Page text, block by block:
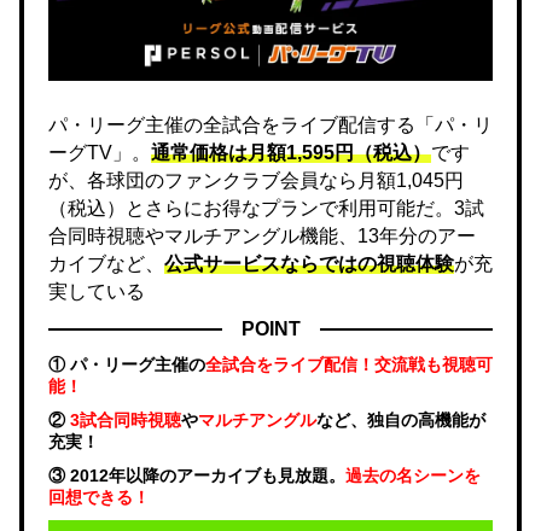
パ・リーグ主催の全試合をライブ配信する「パ・リ
ーグTV」。 通常価格は月額1,595円（税込）です
が、各球団のファンクラブ会員なら月額1,045円
（税込）とさらにお得なプランで利用可能だ。3試
合同時視聴やマルチアングル機能、13年分のアー
カイブなど、 公式サービスならではの視聴体験が充
実している
POINT
① パ・リーグ主催の全試合をライブ配信！交流戦も視聴可
能！
②3試合同時視聴やマルチアングルなど、独自の高機能が
充実！
③ 2012年以降のアーカイブも見放題。 過去の名シーンを
回想できる！